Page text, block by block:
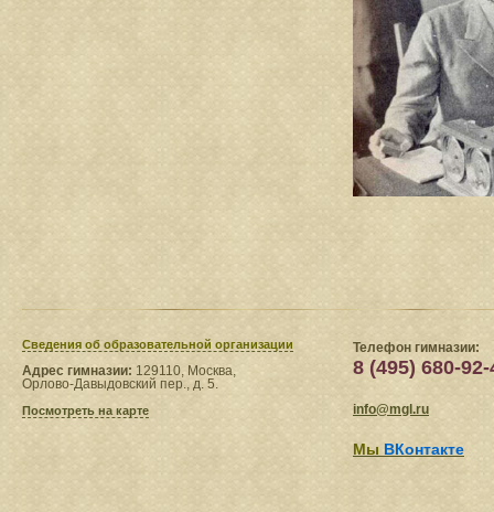
Сведения​ об образовательной организации
Адрес гимназии: 129110, Москва,
Орлово-Давыдовский пер., д. 5.
Посмотреть на карте
Телефон гимназии:
8 (495) 680-92-
info@mgl.ru
Мы ВКонтакте